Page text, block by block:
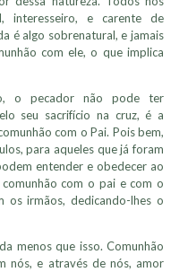
interesseiro, e carente de
é algo sobrenatural, e jamais
com ele, o que implica
o pecador não pode ter
seu sacrifício na cruz, é a
com o Pai. Pois bem,
para aqueles que já foram
entender e obedecer ao
com o pai e com o
os irmãos, dedicando-lhes o
menos que isso. Comunhão
nós, e através de nós, amor